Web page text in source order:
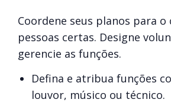
Coordene seus planos para o
pessoas certas. Designe
gerencie as funções.
Defina e atribua funções
louvor, músico ou técnico.